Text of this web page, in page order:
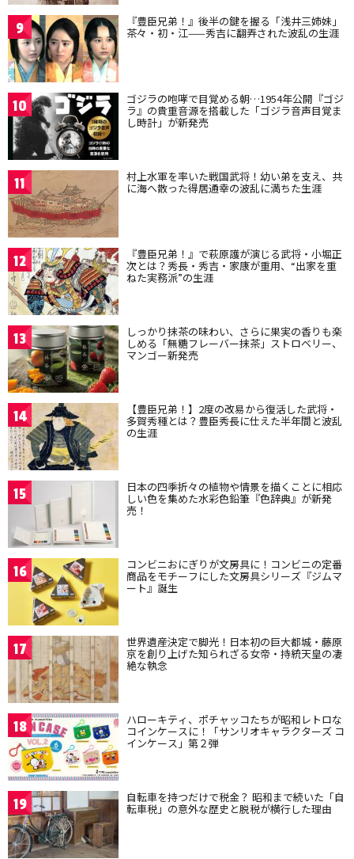
9 『豊臣兄弟！』後半の鍵を握る「浅井三姉妹」
茶々・初・江——秀吉に翻弄された波乱の生涯
10 ゴジラの咆哮で目覚める朝…1954年公開『ゴジ
ラ』の貴重音源を搭載した「ゴジラ音声目覚ま
し時計」が新発売
11 村上水軍を率いた戦国武将！幼い弟を支え、共
に海へ散った得居通幸の波乱に満ちた生涯
12 『豊臣兄弟！』で萩原護が演じる武将・小堀正
次とは？秀長・秀吉・家康が重用、“出家を重
ねた実務派”の生涯
13 しっかり抹茶の味わい、さらに果実の香りも楽
しめる「無糖フレーバー抹茶」ストロベリー、
マンゴー新発売
14 【豊臣兄弟！】2度の改易から復活した武将・
多賀秀種とは？豊臣秀長に仕えた半年間と波乱
の生涯
15 日本の四季折々の植物や情景を描くことに相応
しい色を集めた水彩色鉛筆『色辞典』が新発
売！
16 コンビニおにぎりが文房具に！コンビニの定番
商品をモチーフにした文房具シリーズ『ジムマ
ート』誕生
17 世界遺産決定で脚光！日本初の巨大都城・藤原
京を創り上げた知られざる女帝・持統天皇の凄
絶な執念
18 ハローキティ、ポチャッコたちが昭和レトロな
コインケースに！「サンリオキャラクターズ コ
インケース」第２弾
19 自転車を持つだけで税金？ 昭和まで続いた「自
転車税」の意外な歴史と脱税が横行した理由